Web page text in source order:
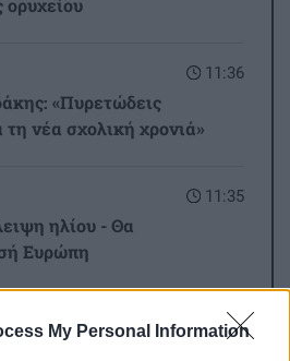
My Personal Information
11:36
«Πυρετώδεις
τη νέα σχολική χρονιά»
11:35
ηλίου - Θα
Ευρώπη
11:24
«Δεν μπορώ να δεχτώ
οι ειδήσεις